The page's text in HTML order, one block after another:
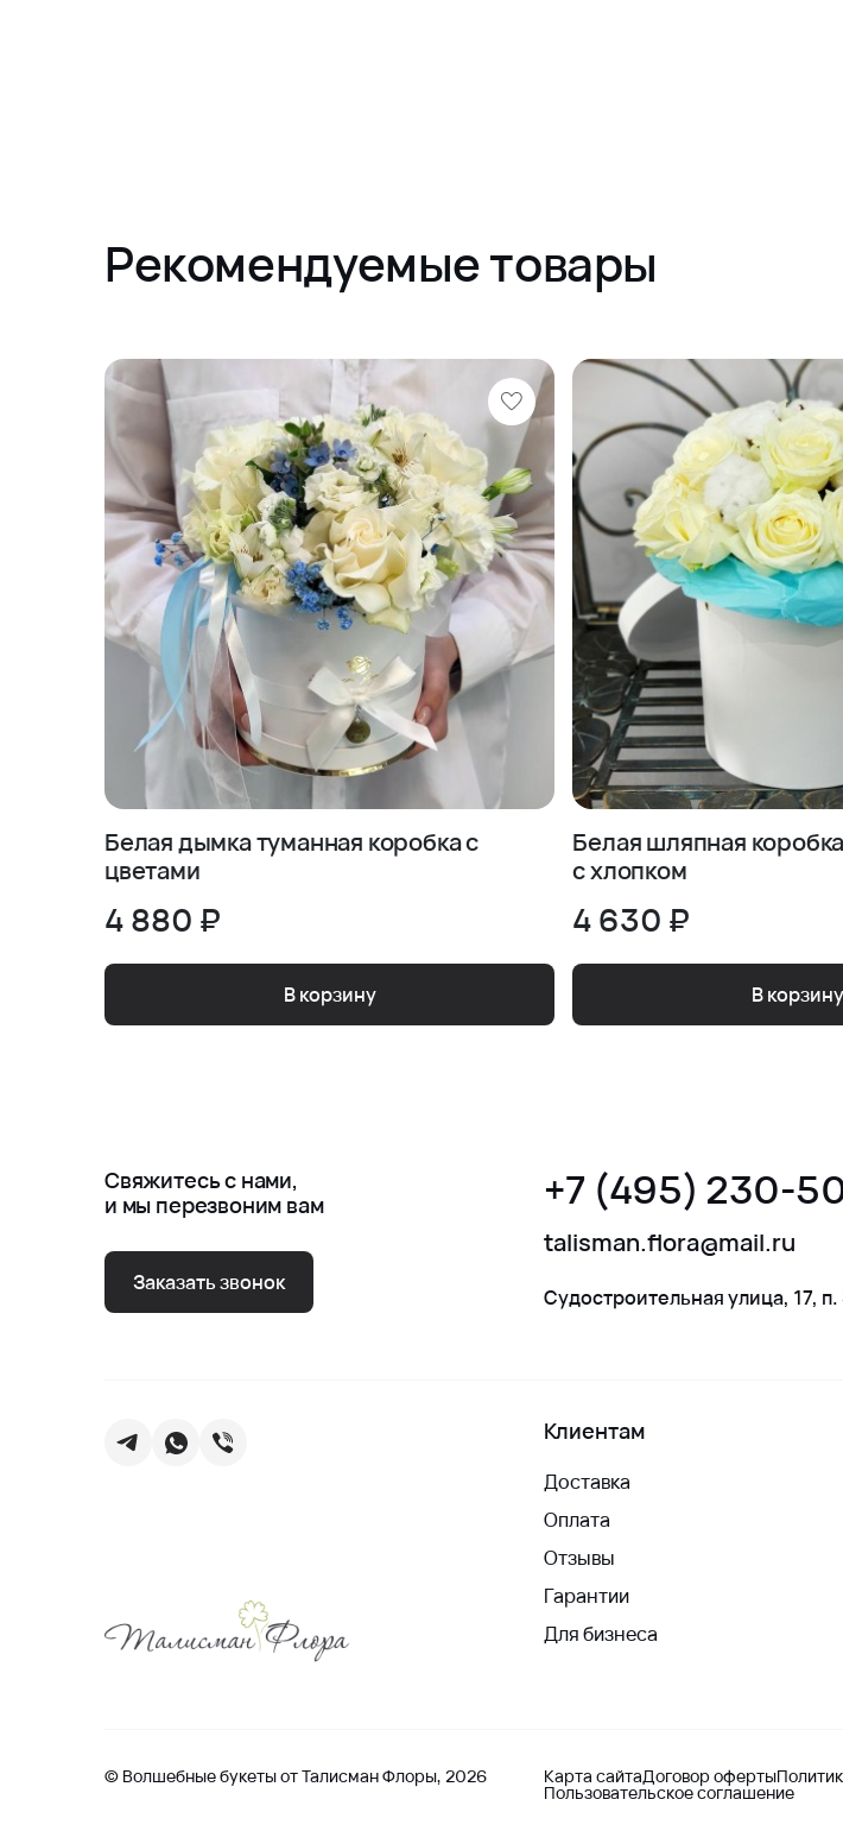
Рекомендуемые товары
Белая дымка туманная коробка с
цветами
4 880 ₽
В корзину
Белая шляпная
с хлопком
4 630 ₽
В корзину
Свяжитесь с нами,
и мы перезвоним вам
Заказать звонок
+7 (495) 230-
talisman.flora@mail.ru
Судостроительная улица, 17, п.
Клиентам
Доставка
Оплата
Отзывы
Гарантии
Для бизнеса
© Волшебные букеты от Талисман Флоры, 2026 Карта сайтаДоговор оферты
Пользовательское соглашение